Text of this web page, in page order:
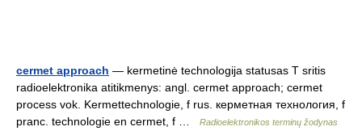
cermet approach — kermetinė technologija statusas T sritis
radioelektronika atitikmenys: angl. cermet approach; cermet
process vok. Kermettechnologie, f rus. керметная технология, f
pranc. technologie en cermet, f …
Radioelektronikos terminų žodynas